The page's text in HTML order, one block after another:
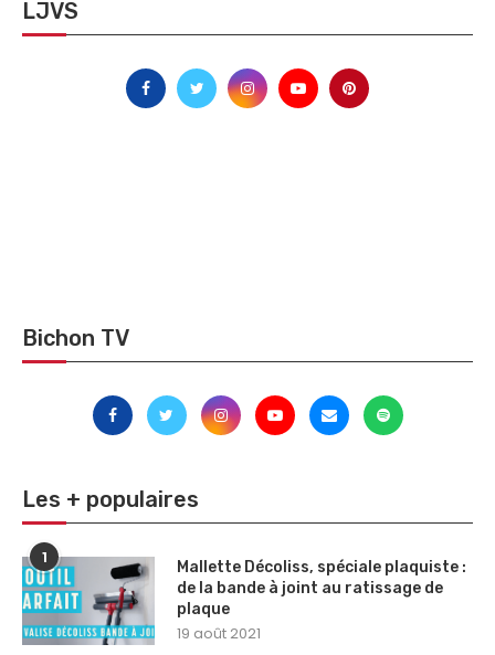
LJVS
Bichon TV
Les + populaires
1
Mallette Décoliss, spéciale plaquiste :
de la bande à joint au ratissage de
plaque
19 août 2021